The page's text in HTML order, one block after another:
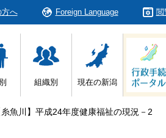
方へ Foreign Language 閲
組織別 現在の新潟
糸魚川】平成24年度健康福祉の現況－2